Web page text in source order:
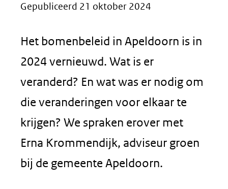
Gepubliceerd 21 oktober 2024
Het bomenbeleid in Apeldoorn is in
2024 vernieuwd. Wat is er
veranderd? En wat was er nodig om
die veranderingen voor elkaar te
krijgen? We spraken erover met
Erna Krommendijk, adviseur groen
bij de gemeente Apeldoorn.